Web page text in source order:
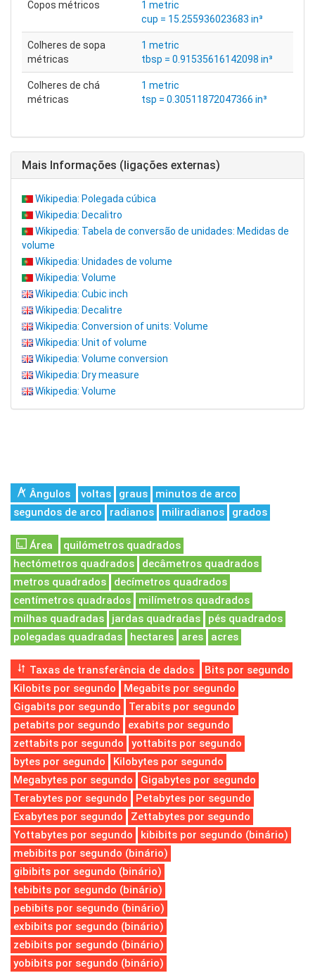
Copos métricos
1 metric
cup = 15.255936023683 in³
Colheres de sopa
métricas
1 metric
tbsp = 0.91535616142098 in³
Colheres de chá
métricas
1 metric
tsp = 0.30511872047366 in³
Mais Informações (ligações externas)
Wikipedia: Polegada cúbica
Wikipedia: Decalitro
Wikipedia: Tabela de conversão de unidades: Medidas de
volume
Wikipedia: Unidades de volume
Wikipedia: Volume
Wikipedia: Cubic inch
Wikipedia: Decalitre
Wikipedia: Conversion of units: Volume
Wikipedia: Unit of volume
Wikipedia: Volume conversion
Wikipedia: Dry measure
Wikipedia: Volume
Ângulos voltas graus
minutos de arco
segundos de arco
radianos miliradianos grados
Área
quilómetros quadrados
hectómetros quadrados
decâmetros quadrados
metros quadrados
decímetros quadrados
centímetros quadrados
milímetros quadrados
milhas quadradas
jardas quadradas
pés quadrados
polegadas quadradas
hectares ares acres
Taxas de transferência de dados
Bits por segundo
Kilobits por segundo
Megabits por segundo
Gigabits por segundo
Terabits por segundo
petabits por segundo
exabits por segundo
zettabits por segundo
yottabits por segundo
bytes por segundo
Kilobytes por segundo
Megabytes por segundo
Gigabytes por segundo
Terabytes por segundo
Petabytes por segundo
Exabytes por segundo
Zettabytes por segundo
Yottabytes por segundo
kibibits por segundo (binário)
mebibits por segundo (binário)
gibibits por segundo (binário)
tebibits por segundo (binário)
pebibits por segundo (binário)
exbibits por segundo (binário)
zebibits por segundo (binário)
yobibits por segundo (binário)